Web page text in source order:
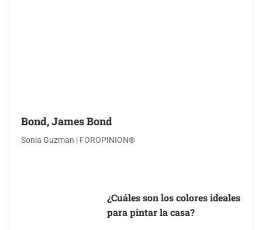
Bond, James Bond
Sonia Guzman | FOROPINION®
¿Cuáles son los colores ideales
para pintar la casa?